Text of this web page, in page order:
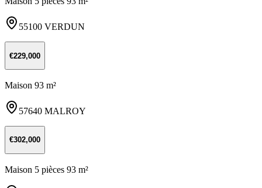
55100 VERDUN
€229,000
Maison 93 m²
57640 MALROY
€302,000
Maison 5 pièces 93 m²